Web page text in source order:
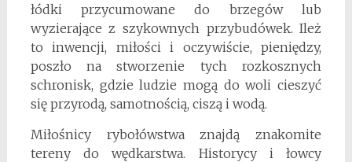
łódki przycumowane do brzegów lub
wyzierające z szykownych przybudówek. Ileż
to inwencji, miłości i oczywiście, pieniędzy,
poszło na stworzenie tych rozkosznych
schronisk, gdzie ludzie mogą do woli cieszyć
się przyrodą, samotnością, ciszą i wodą.
Miłośnicy rybołówstwa znajdą znakomite
tereny do wędkarstwa. Historycy i łowcy